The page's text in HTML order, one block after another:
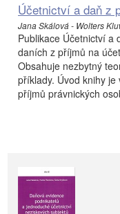
Účetnictví a daň z
Jana Skálová - Wolters
Publikace Účetnictví a
daních z příjmů na
Obsahuje nezbytný
příklady. Úvod knihy
příjmů právnických